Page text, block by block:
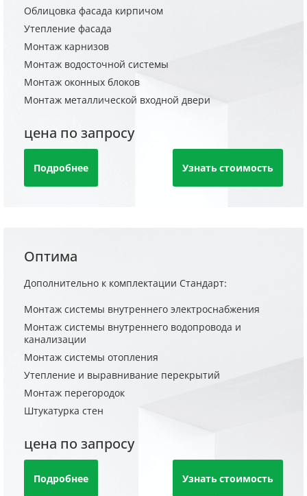
Облицовка фасада кирпичом
Утепление фасада
Монтаж карнизов
Монтаж водосточной системы
Монтаж оконных блоков
Монтаж металлической входной двери
цена по запросу
Подробнее Узнать стоимость
Оптима
Дополнительно к комплектации Стандарт:
Монтаж системы внутреннего электроснабжения
Монтаж системы внутреннего водопровода и
канализации
Монтаж системы отопления
Утепление и выравнивание перекрытий
Монтаж перегородок
Штукатурка стен
цена по запросу
Подробнее Узнать стоимость